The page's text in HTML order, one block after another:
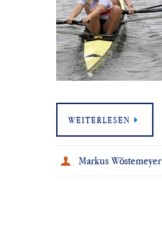
WEITERLESEN
Markus Wöstemeyer